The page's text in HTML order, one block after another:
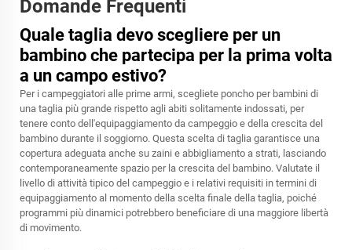
Domande Frequenti
Quale taglia devo scegliere per un
bambino che partecipa per la prima volta
a un campo estivo?
Per i campeggiatori alle prime armi, scegliete poncho per bambini di
una taglia più grande rispetto agli abiti solitamente indossati, per
tenere conto dell'equipaggiamento da campeggio e della crescita del
bambino durante il soggiorno. Questa scelta di taglia garantisce una
copertura adeguata anche su zaini e abbigliamento a strati, lasciando
contemporaneamente spazio per la crescita del bambino. Valutate il
livello di attività tipico del campeggio e i relativi requisiti in termini di
equipaggiamento al momento della scelta finale della taglia, poiché
programmi più dinamici potrebbero beneficiare di una maggiore libertà
di movimento.